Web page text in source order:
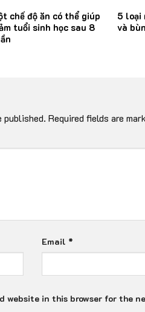
chế độ ăn có thể giúp
tuổi sinh học sau 8
5 loại
và
published. Required fields are
Email *
website in this browser for the